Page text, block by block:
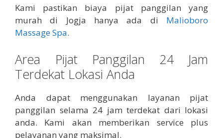
Kami pastikan biaya pijat panggilan yang
murah di Jogja hanya ada di Malioboro
Massage Spa.
Area Pijat Panggilan 24 Jam
Terdekat Lokasi Anda
Anda dapat menggunakan layanan pijat
panggilan selama 24 jam terdekat dari lokasi
anda. Kami akan memberikan service plus
pelayanan yang maksimal.